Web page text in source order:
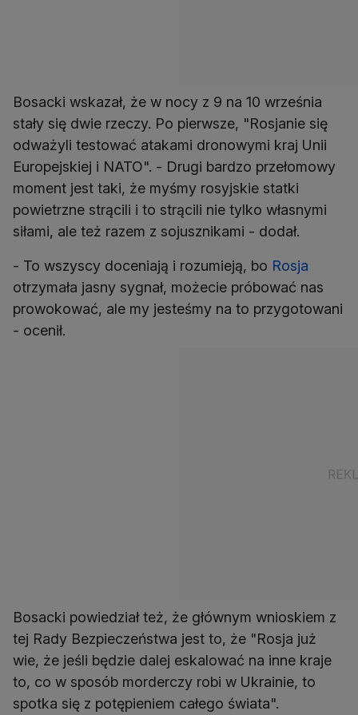
Bosacki wskazał, że w nocy z 9 na 10 września
stały się dwie rzeczy. Po pierwsze, "Rosjanie się
odważyli testować atakami dronowymi kraj Unii
Europejskiej i NATO". - Drugi bardzo przełomowy
moment jest taki, że myśmy rosyjskie statki
powietrzne strącili i to strącili nie tylko własnymi
siłami, ale też razem z sojusznikami - dodał.
- To wszyscy doceniają i rozumieją, bo Rosja
otrzymała jasny sygnał, możecie próbować nas
prowokować, ale my jesteśmy na to przygotowani
- ocenił.
Bosacki powiedział też, że głównym wnioskiem z
tej Rady Bezpieczeństwa jest to, że "Rosja już
wie, że jeśli będzie dalej eskalować na inne kraje
to, co w sposób morderczy robi w Ukrainie, to
spotka się z potępieniem całego świata".